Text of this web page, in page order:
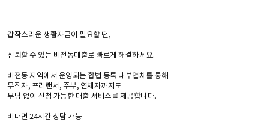
갑작스러운 생활자금이 필요할 땐,
신뢰할 수 있는 비전동대출로 빠르게 해결하세요.
비전동 지역에서 운영되는 합법 등록 대부업체를 통해
무직자, 프리랜서, 주부, 연체자까지도
부담 없이 신청 가능한 대출 서비스를 제공합니다.
비대면 24시간 상담 가능